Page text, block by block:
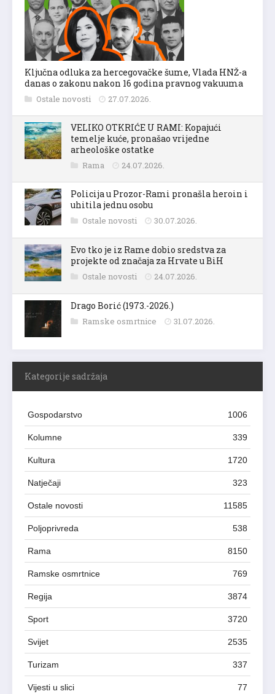
Ključna odluka za hercegovačke šume, Vlada HNŽ-a
danas o zakonu nakon 16 godina pravnog vakuuma
Ostale novosti 27.07.2026.
VELIKO OTKRIĆE U RAMI: Kopajući
temelje kuće, pronašao vrijedne
arheološke ostatke
Rama 24.07.2026.
Policija u Prozor-Rami pronašla heroin i
uhitila jednu osobu
Ostale novosti 30.07.2026.
Evo tko je iz Rame dobio sredstva za
projekte od značaja za Hrvate u BiH
Ostale novosti 24.07.2026.
Drago Borić (1973.-2026.)
Ramske osmrtnice 31.07.2026.
Kategorije sadržaja
Gospodarstvo 1006
Kolumne 339
Kultura 1720
Natječaji 323
Ostale novosti 11585
Poljoprivreda 538
Rama 8150
Ramske osmrtnice 769
Regija 3874
Sport 3720
Svijet 2535
Turizam 337
Vijesti u slici 77